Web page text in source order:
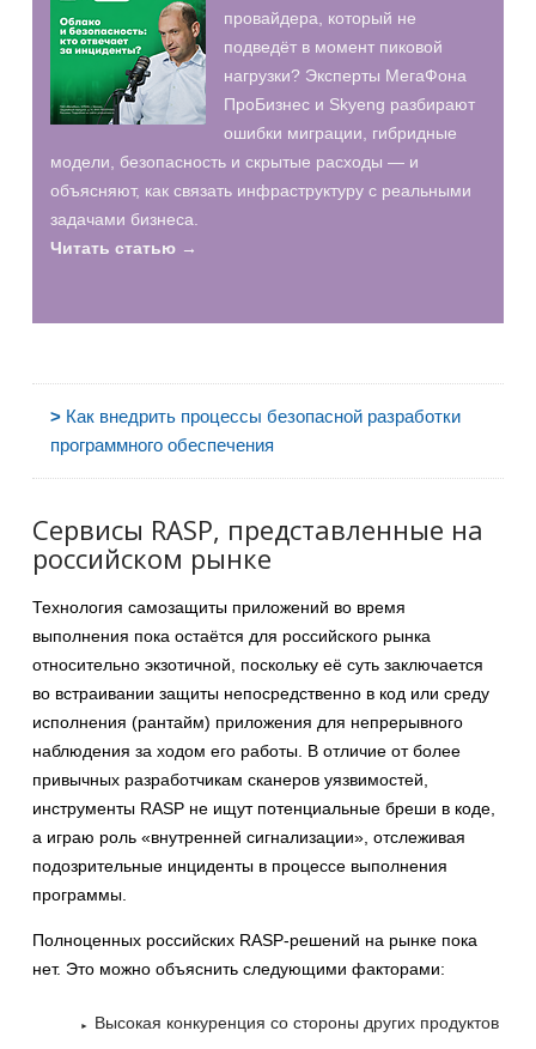
провайдера, который не
подведёт в момент пиковой
нагрузки? Эксперты МегаФона
ПроБизнес и Skyeng разбирают
ошибки миграции, гибридные
модели, безопасность и скрытые расходы — и
объясняют, как связать инфраструктуру с реальными
задачами бизнеса.
Читать статью →
> Как внедрить процессы безопасной разработки
программного обеспечения
Сервисы RASP, представленные на
российском рынке
Технология самозащиты приложений во время
выполнения пока остаётся для российского рынка
относительно экзотичной, поскольку её суть заключается
во встраивании защиты непосредственно в код или среду
исполнения (рантайм) приложения для непрерывного
наблюдения за ходом его работы. В отличие от более
привычных разработчикам сканеров уязвимостей,
инструменты RASP не ищут потенциальные бреши в коде,
а играю роль «внутренней сигнализации», отслеживая
подозрительные инциденты в процессе выполнения
программы.
Полноценных российских RASP-решений на рынке пока
нет. Это можно объяснить следующими факторами:
Высокая конкуренция со стороны других продуктов